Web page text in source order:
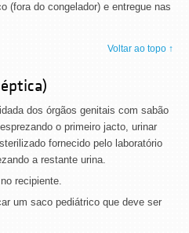
(fora do congelador) e entregue nas
Voltar ao topo ↑
dos órgãos genitais com sabão
o primeiro jacto, urinar
fornecido pelo laboratório
a restante urina.
recipiente.
um saco pediátrico que deve ser